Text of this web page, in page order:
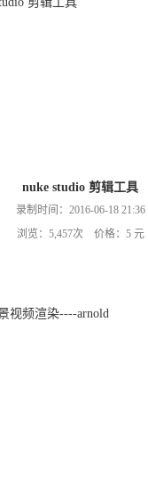
nuke studio 剪辑工具
录制时间：2016-06-18 21:36
浏览：5,457次 价格：5 元